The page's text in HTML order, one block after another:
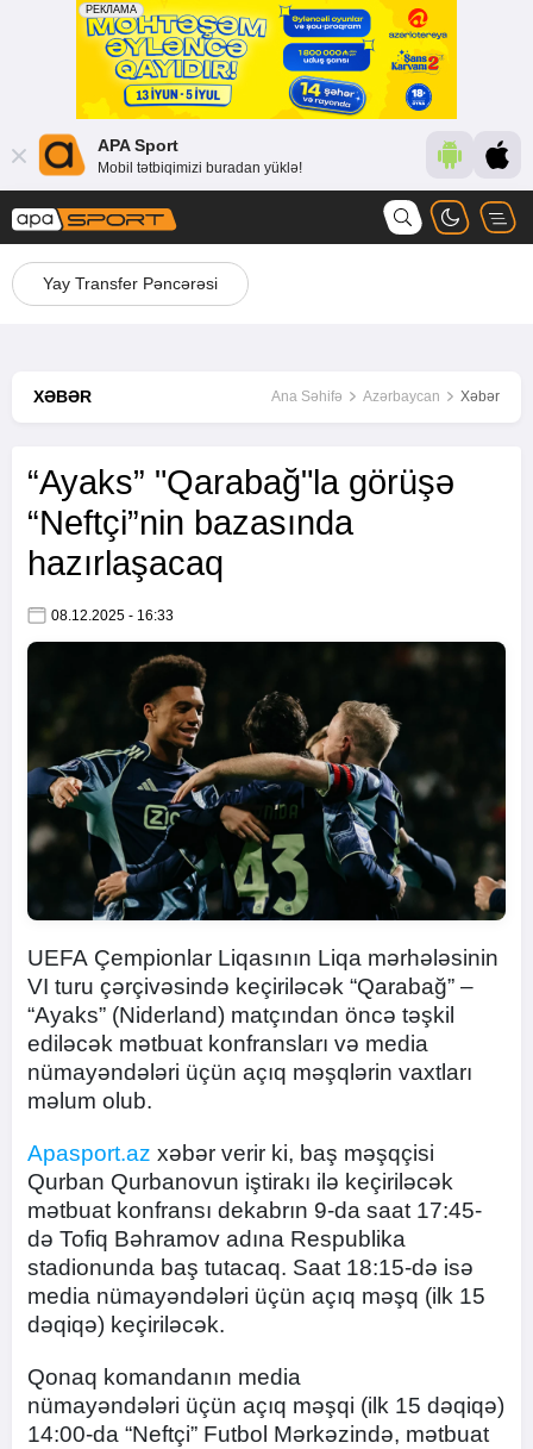
APA Sport
Mobil tətbiqimizi buradan yüklə!
Yay Transfer Pəncərəsi
XƏBƏR Ana Səhifə Azərbaycan Xəbər
“Ayaks” "Qarabağ"la görüşə
“Neftçi”nin bazasında
hazırlaşacaq
08.12.2025 - 16:33
UEFA Çempionlar Liqasının Liqa mərhələsinin
VI turu çərçivəsində keçiriləcək “Qarabağ” –
“Ayaks” (Niderland) matçından öncə təşkil
ediləcək mətbuat konfransları və media
nümayəndələri üçün açıq məşqlərin vaxtları
məlum olub.
Apasport.az xəbər verir ki, baş məşqçisi
Qurban Qurbanovun iştirakı ilə keçiriləcək
mətbuat konfransı dekabrın 9-da saat 17:45-
də Tofiq Bəhramov adına Respublika
stadionunda baş tutacaq. Saat 18:15-də isə
media nümayəndələri üçün açıq məşq (ilk 15
dəqiqə) keçiriləcək.
Qonaq komandanın media
nümayəndələri üçün açıq məşqi (ilk 15 dəqiqə)
14:00-da “Neftçi” Futbol Mərkəzində, mətbuat